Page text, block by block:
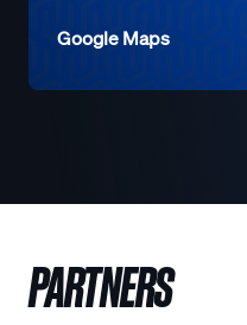
Google Maps
PARTNERS